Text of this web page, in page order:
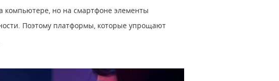
компьютере, но на смартфоне элементы
Поэтому платформы, которые упрощают